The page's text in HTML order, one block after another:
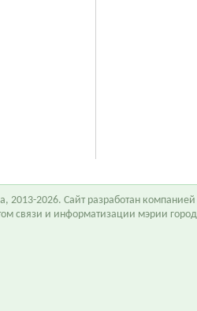
2013-2026. Сайт разработан компанией
связи и информатизации мэрии